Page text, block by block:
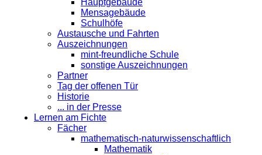
Hauptgebäude
Mensagebäude
Schulhöfe
Austausche und Fahrten
Auszeichnungen
mint-freundliche Schule
sonstige Auszeichnungen
Partner
Tag der offenen Tür
Historie
... in der Presse
Lernen am Fichte
Fächer
mathematisch-naturwissenschaftlich
Mathematik